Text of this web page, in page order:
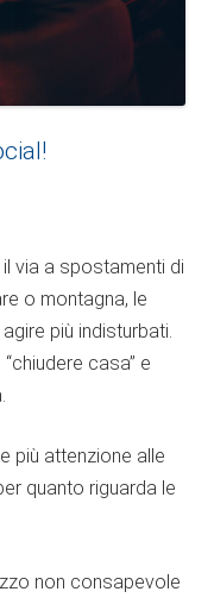
via a spostamenti di
o montagna, le
più indisturbati.
casa” e
più attenzione alle
quanto riguarda le
non consapevole